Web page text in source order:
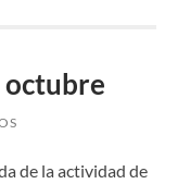
octubre
de la actividad de